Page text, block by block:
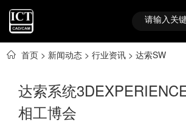
首页 > 新闻动态 > 行业资讯 > 达索SW
达索系统
相工博会